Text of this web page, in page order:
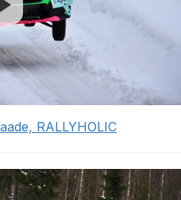
RALLYHOLIC